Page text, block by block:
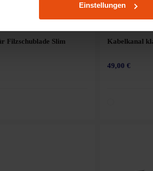
Einstellungen
Filzschublade Slim Kabelkanal
49,00 €